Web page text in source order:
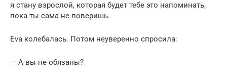
я стану взрослой, которая будет тебе это напоминать,
пока ты сама не поверишь.
Eva колебалась. Потом неуверенно спросила:
— А вы не обязаны?